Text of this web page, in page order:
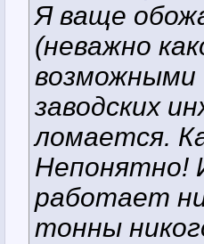
Я ваще
(неважно
возможными
заводских
ломается.
Непонятно!
работает
тонны